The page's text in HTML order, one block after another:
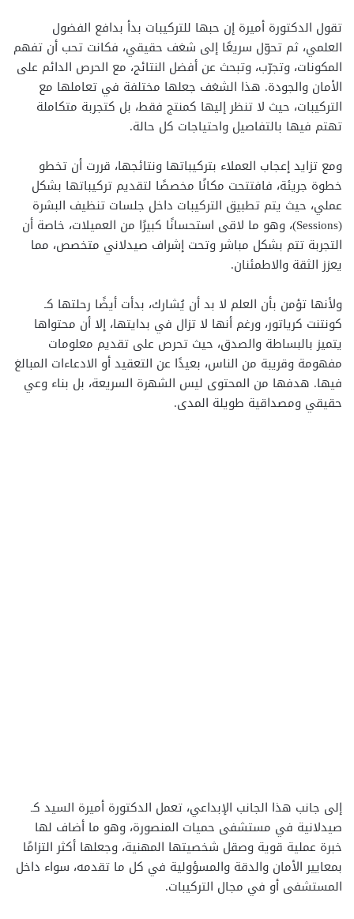
تقول الدكتورة أميرة إن حبها للتركيبات بدأ بدافع الفضول
العلمي، ثم تحوّل سريعًا إلى شغف حقيقي، فكانت تحب أن تفهم
المكونات، وتجرّب، وتبحث عن أفضل النتائج، مع الحرص الدائم على
الأمان والجودة. هذا الشغف جعلها مختلفة في تعاملها مع
التركيبات، حيث لا تنظر إليها كمنتج فقط، بل كتجربة متكاملة
تهتم فيها بالتفاصيل واحتياجات كل حالة.
ومع تزايد إعجاب العملاء بتركيباتها ونتائجها، قررت أن تخطو
خطوة جريئة، فافتتحت مكانًا مخصصًا لتقديم تركيباتها بشكل
عملي، حيث يتم تطبيق التركيبات داخل جلسات تنظيف البشرة
(Sessions)، وهو ما لاقى استحسانًا كبيرًا من العميلات، خاصة أن
التجربة تتم بشكل مباشر وتحت إشراف صيدلاني متخصص، مما
يعزز الثقة والاطمئنان.
ولأنها تؤمن بأن العلم لا بد أن يُشارك، بدأت أيضًا رحلتها كـ
كونتنت كرياتور، ورغم أنها لا تزال في بدايتها، إلا أن محتواها
يتميز بالبساطة والصدق، حيث تحرص على تقديم معلومات
مفهومة وقريبة من الناس، بعيدًا عن التعقيد أو الادعاءات المبالغ
فيها. هدفها من المحتوى ليس الشهرة السريعة، بل بناء وعي
حقيقي ومصداقية طويلة المدى.
إلى جانب هذا الجانب الإبداعي، تعمل الدكتورة أميرة السيد كـ
صيدلانية في مستشفى حميات المنصورة، وهو ما أضاف لها
خبرة عملية قوية وصقل شخصيتها المهنية، وجعلها أكثر التزامًا
بمعايير الأمان والدقة والمسؤولية في كل ما تقدمه، سواء داخل
المستشفى أو في مجال التركيبات.